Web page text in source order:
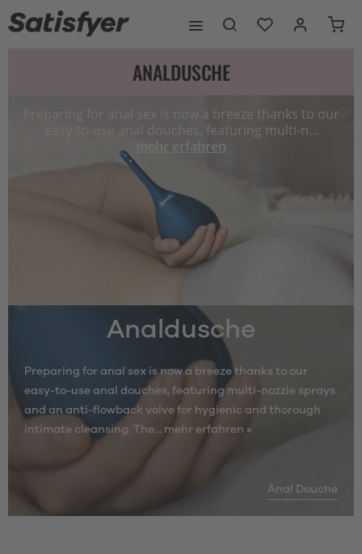
ANALDUSCHE
Preparing for anal sex is now a breeze thanks to our
easy-to-use anal douches, featuring multi-n...
mehr erfahren
Analdusche
Preparing for anal sex is now a breeze thanks to our
easy-to-use anal douches, featuring multi-nozzle sprays
and an anti-flowback volve for hygienic and thorough
intimate cleansing. The... mehr erfahren »
Anal Douche